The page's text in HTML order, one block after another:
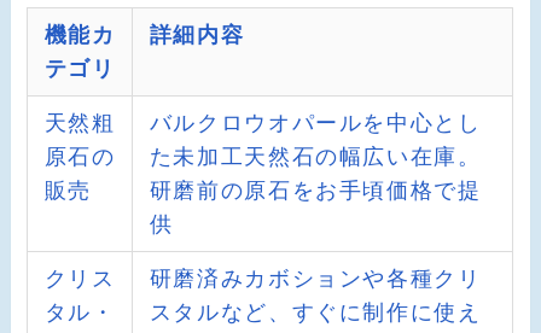
機能カ
テゴリ
詳細内容
天然粗
原石の
販売
バルクロウオパールを中心とし
た未加工天然石の幅広い在庫。
研磨前の原石をお手頃価格で提
供
クリス
タル・
研磨済みカボションや各種クリ
スタルなど、すぐに制作に使え